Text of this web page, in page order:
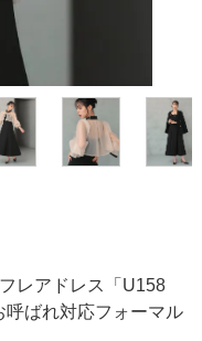
ハンドバッ
」
レアドレス「U158
呼ばれ対応フォーマル